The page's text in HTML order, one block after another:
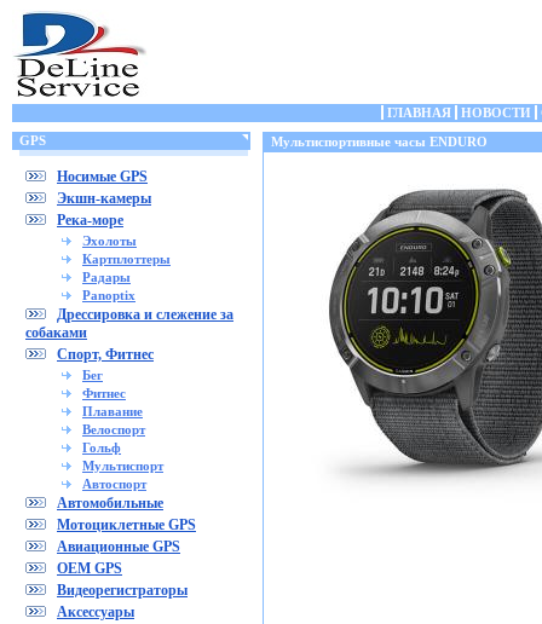
ГЛАВНАЯ НОВОСТИ
GPS
Носимые GPS
Экшн-камеры
Река-море
Эхолоты
Картплоттеры
Радары
Panoptix
Дрессировка и слежение за
собаками
Спорт, Фитнес
Бег
Фитнес
Плавание
Велоспорт
Гольф
Мультиспорт
Автоспорт
Автомобильные
Мотоциклетные GPS
Авиационные GPS
OEM GPS
Видеорегистраторы
Аксессуары
Мультиспортивные часы ENDURO